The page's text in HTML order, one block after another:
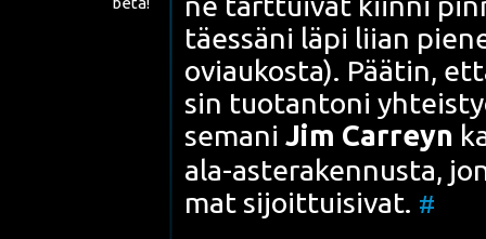
täes­sä­ni läpi lii­an
ovi­au­kos­ta). Pää­tin,
sin tuo­tan­to­ni
se­ma­ni Jim Car­reyn
ala-aste­ra­ken­nus­ta,
mat sijoit­tui­si­vat. #